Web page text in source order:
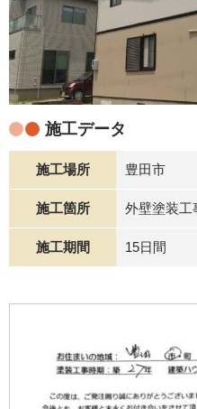
施工データ
施工場所 豊田市
施工箇所 外壁塗装
施工期間 15日間